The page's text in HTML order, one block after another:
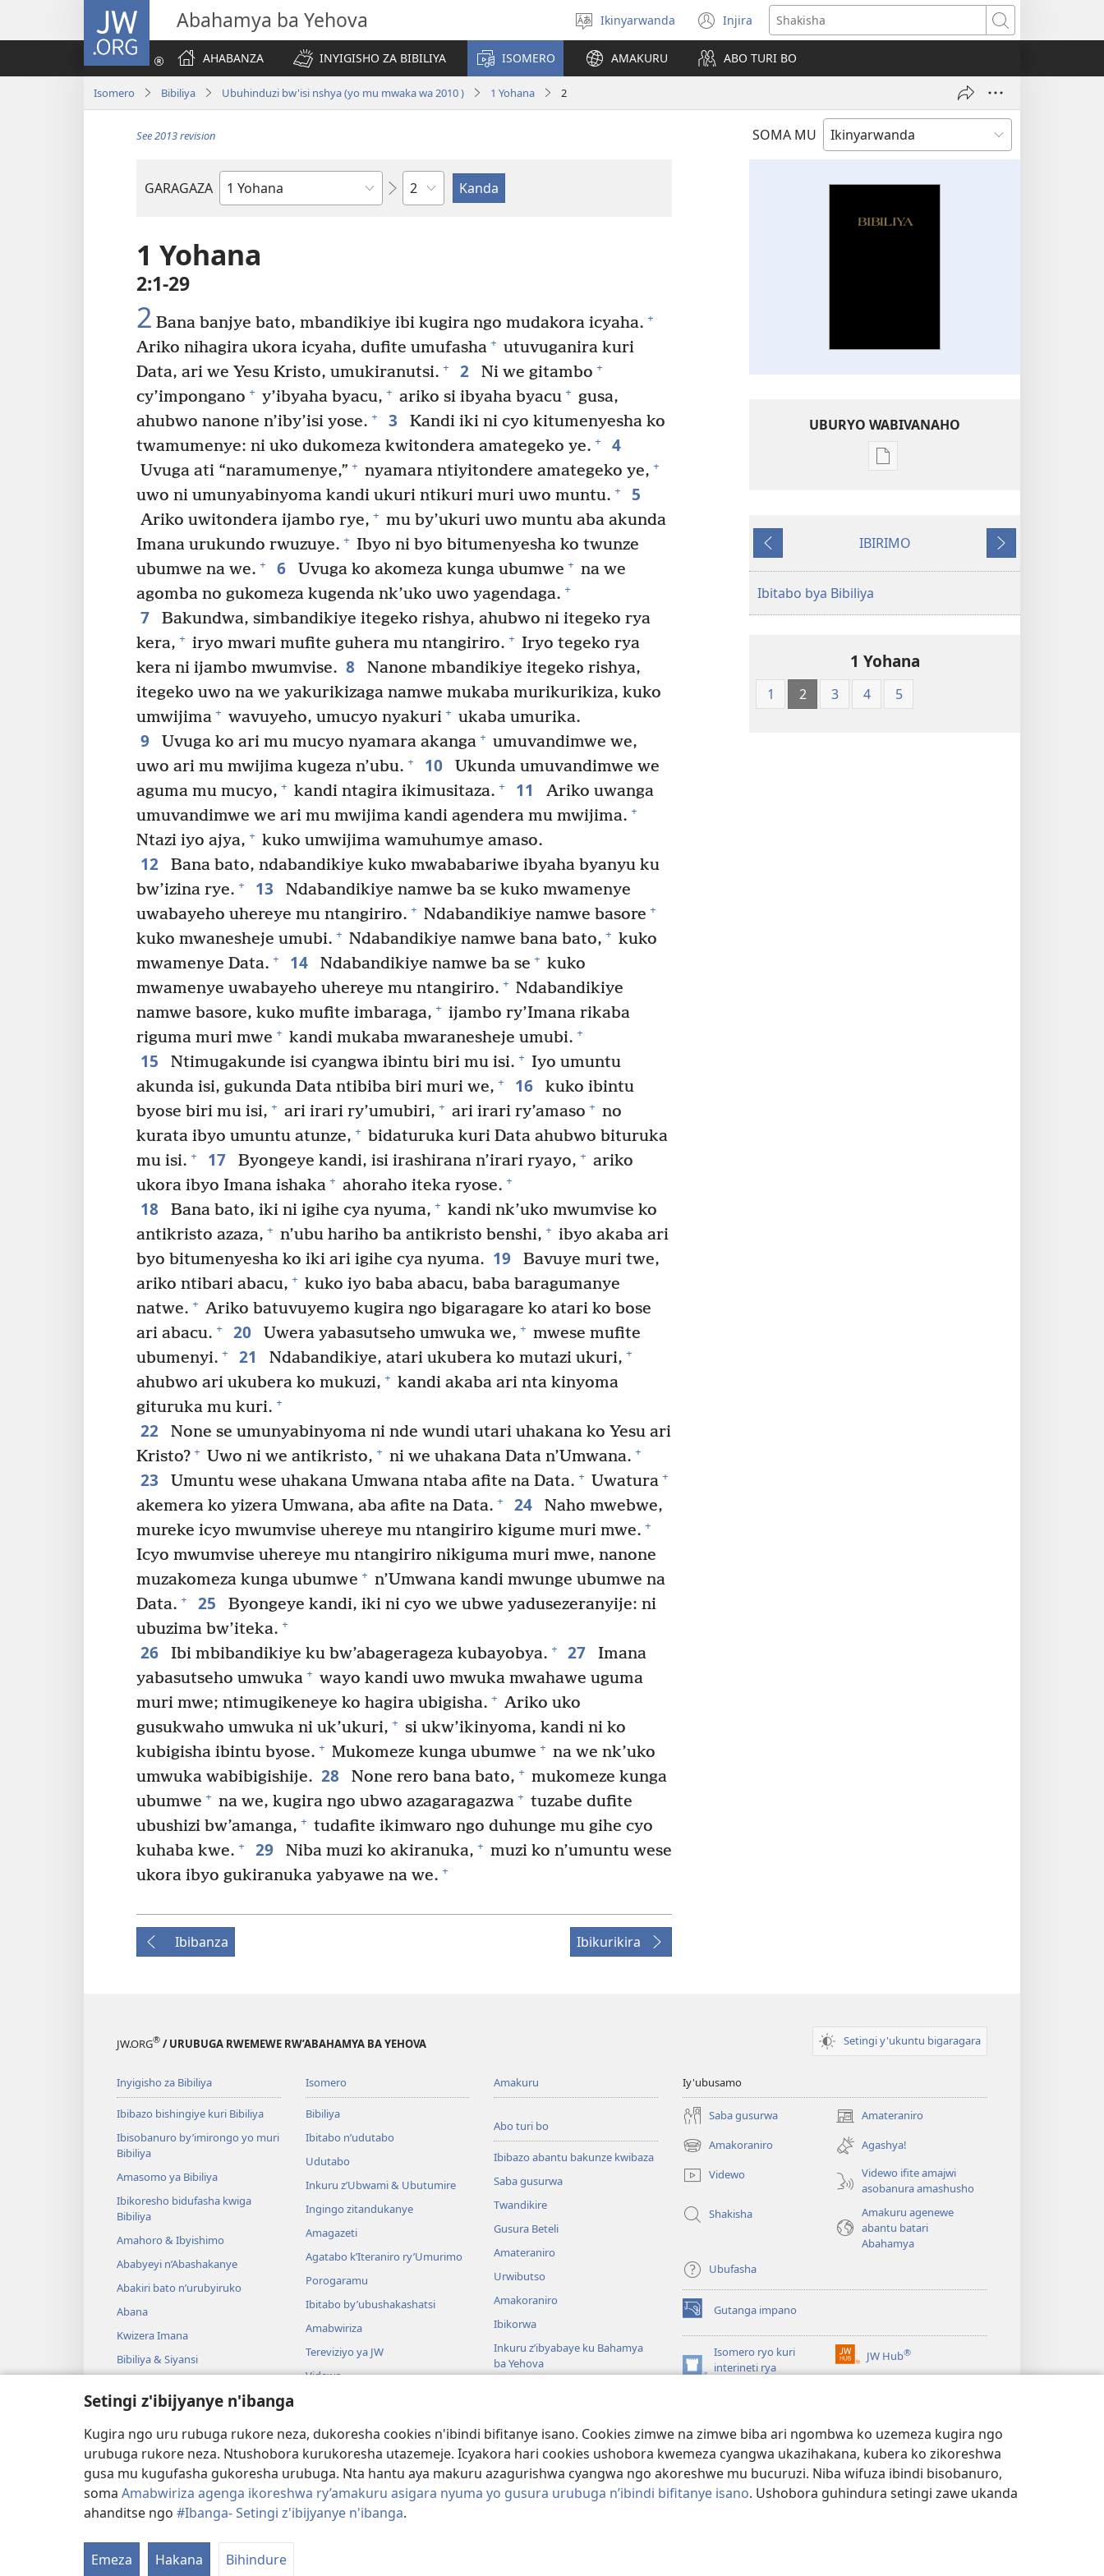
Setingi z'ibijyanye n'ibanga
Kugira ngo uru rubuga rukore neza, dukoresha cookies n'ibindi bifitanye isano. Cookies zimwe na zimwe biba ari ngombwa ko uzemeza kugira ngo
urubuga rukore neza. Ntushobora kurukoresha utazemeje. Icyakora hari cookies ushobora kwemeza cyangwa ukazihakana, kubera ko zikoreshwa
gusa mu kugufasha gukoresha urubuga. Nta hantu aya makuru azagurishwa cyangwa ngo akoreshwe mu bucuruzi. Niba wifuza ibindi bisobanuro,
soma Amabwiriza agenga ikoreshwa ry’amakuru asigara nyuma yo gusura urubuga n’ibindi bifitanye isano. Ushobora guhindura setingi zawe ukanda
ahanditse ngo #Ibanga- Setingi z'ibijyanye n'ibanga.
Emeza Hakana Bihindure
JW.ORG Abahamya ba Yehova
Hitamo
ururimi
Ikinyarwanda Injira
(ifungukire
ahandi)
Shakisha
AHABANZA
INYIGISHO ZA BIBILIYA ISOMERO AMAKURU ABO TURI BO
Isomero Bibiliya Ubuhinduzi bw'isi nshya (yo mu mwaka wa 2010 ) 1 Yohana 2
SOMA MU
See 2013 revision
GARAGAZA
Igitabo
Igice
1 Yohana
2:1-29
2 Bana banjye bato, mbandikiye ibi kugira ngo mudakora icyaha. +
Ariko nihagira ukora icyaha, dufite umufasha + utuvuganira kuri
Data, ari we Yesu Kristo, umukiranutsi. + 2 Ni we gitambo +
cy’impongano + y’ibyaha byacu, + ariko si ibyaha byacu + gusa,
ahubwo nanone n’iby’isi yose. + 3
Kandi iki ni cyo kitumenyesha ko
twamumenye: ni uko dukomeza kwitondera amategeko ye. + 4
Uvuga ati “naramumenye,” + nyamara ntiyitondere amategeko ye, +
uwo ni umunyabinyoma kandi ukuri ntikuri muri uwo muntu. + 5
Ariko uwitondera ijambo rye, + mu by’ukuri uwo muntu aba akunda
Imana urukundo rwuzuye. + Ibyo ni byo bitumenyesha ko twunze
ubumwe na we. + 6 Uvuga ko akomeza kunga ubumwe + na we
agomba no gukomeza kugenda nk’uko uwo yagendaga. +
7
Bakundwa, simbandikiye itegeko rishya, ahubwo ni itegeko rya
kera, + iryo mwari mufite guhera mu ntangiriro. + Iryo tegeko rya
kera ni ijambo mwumvise. 8
Nanone mbandikiye itegeko rishya,
itegeko uwo na we yakurikizaga namwe mukaba murikurikiza, kuko
umwijima + wavuyeho, umucyo nyakuri + ukaba umurika.
9 Uvuga ko ari mu mucyo nyamara akanga + umuvandimwe we,
uwo ari mu mwijima kugeza n’ubu. + 10
Ukunda umuvandimwe we
aguma mu mucyo, + kandi ntagira ikimusitaza. + 11
Ariko uwanga
umuvandimwe we ari mu mwijima kandi agendera mu mwijima. +
Ntazi iyo ajya, + kuko umwijima wamuhumye amaso.
12
Bana bato, ndabandikiye kuko mwababariwe ibyaha byanyu ku
bw’izina rye. + 13
Ndabandikiye namwe ba se kuko mwamenye
uwabayeho uhereye mu ntangiriro. + Ndabandikiye namwe basore +
kuko mwanesheje umubi. + Ndabandikiye namwe bana bato, + kuko
mwamenye Data. + 14 Ndabandikiye namwe ba se + kuko
mwamenye uwabayeho uhereye mu ntangiriro. + Ndabandikiye
namwe basore, kuko mufite imbaraga, + ijambo ry’Imana rikaba
riguma muri mwe + kandi mukaba mwaranesheje umubi. +
15 Ntimugakunde isi cyangwa ibintu biri mu isi. + Iyo umuntu
akunda isi, gukunda Data ntibiba biri muri we, + 16
kuko ibintu
byose biri mu isi, + ari irari ry’umubiri, + ari irari ry’amaso + no
kurata ibyo umuntu atunze, + bidaturuka kuri Data ahubwo bituruka
mu isi. + 17 Byongeye kandi, isi irashirana n’irari ryayo, + ariko
ukora ibyo Imana ishaka + ahoraho iteka ryose. +
18 Bana bato, iki ni igihe cya nyuma, + kandi nk’uko mwumvise ko
antikristo azaza, + n’ubu hariho ba antikristo benshi, + ibyo akaba ari
byo bitumenyesha ko iki ari igihe cya nyuma. 19
Bavuye muri twe,
ariko ntibari abacu, + kuko iyo baba abacu, baba baragumanye
natwe. + Ariko batuvuyemo kugira ngo bigaragare ko atari ko bose
ari abacu. + 20 Uwera yabasutseho umwuka we, + mwese mufite
ubumenyi. + 21 Ndabandikiye, atari ukubera ko mutazi ukuri, +
ahubwo ari ukubera ko mukuzi, + kandi akaba ari nta kinyoma
gituruka mu kuri. +
22
None se umunyabinyoma ni nde wundi utari uhakana ko Yesu ari
Kristo? + Uwo ni we antikristo, + ni we uhakana Data n’Umwana. +
23 Umuntu wese uhakana Umwana ntaba afite na Data. + Uwatura +
akemera ko yizera Umwana, aba afite na Data. + 24
Naho mwebwe,
mureke icyo mwumvise uhereye mu ntangiriro kigume muri mwe. +
Icyo mwumvise uhereye mu ntangiriro nikiguma muri mwe, nanone
muzakomeza kunga ubumwe + n’Umwana kandi mwunge ubumwe na
Data. + 25
Byongeye kandi, iki ni cyo we ubwe yadusezeranyije: ni
ubuzima bw’iteka. +
26 Ibi mbibandikiye ku bw’abagerageza kubayobya. + 27
Imana
yabasutseho umwuka + wayo kandi uwo mwuka mwahawe uguma
muri mwe; ntimugikeneye ko hagira ubigisha. + Ariko uko
gusukwaho umwuka ni uk’ukuri, + si ukw’ikinyoma, kandi ni ko
kubigisha ibintu byose. + Mukomeze kunga ubumwe + na we nk’uko
umwuka wabibigishije. 28 None rero bana bato, + mukomeze kunga
ubumwe + na we, kugira ngo ubwo azagaragazwa + tuzabe dufite
ubushizi bw’amanga, + tudafite ikimwaro ngo duhunge mu gihe cyo
kuhaba kwe. + 29 Niba muzi ko akiranuka, + muzi ko n’umuntu wese
ukora ibyo gukiranuka yabyawe na we. +
Ibibanza Ibikurikira
UBURYO WABIVANAHO
Uko
Ubuhinduzi
Ibibanza
IBIRIMO
Ibikurikira
Ibitabo bya Bibiliya
1 Yohana
1 2 3 4 5
JW.ORG® / URUBUGA RWEMEWE RW’ABAHAMYA BA YEHOVA Setingi y'ukuntu bigaragara
Inyigisho za Bibiliya
Ibibazo bishingiye kuri Bibiliya
Ibisobanuro by’imirongo yo muri
Bibiliya
Amasomo ya Bibiliya
Ibikoresho bidufasha kwiga
Bibiliya
Amahoro & Ibyishimo
Ababyeyi n’Abashakanye
Abakiri bato n’urubyiruko
Abana
Kwizera Imana
Bibiliya & Siyansi
Isomero
Bibiliya
Ibitabo n’udutabo
Udutabo
Inkuru z’Ubwami & Ubutumire
Ingingo zitandukanye
Amagazeti
Agatabo k’Iteraniro ry’Umurimo
Porogaramu
Ibitabo by’ubushakashatsi
Amabwiriza
Tereviziyo ya JW
Videwo
Darame zo gusoma Bibiliya
Amakuru
Abo turi bo
Ibibazo abantu bakunze kwibaza
Saba gusurwa
Twandikire
Gusura Beteli
Amateraniro
Urwibutso
Amakoraniro
Ibikorwa
Inkuru z’ibyabaye ku Bahamya
ba Yehova
Iy'ubusamo
Saba gusurwa Amateraniro
(ifungukire
ahandi)
Amakoraniro
(ifungukire
ahandi)
Agashya!
Videwo
Videwo ifite amajwi
asobanura amashusho
Shakisha
Amakuru agenewe
abantu batari
Abahamya
Ubufasha
Gutanga impano
(ifungukire
ahandi)
Isomero ryo kuri
interineti rya
(ifungukire
JW Hub®
(ifungukire
ahandi)
Copyright© 2026 Watch Tower Bible and Tract Society of Pennsylvania.